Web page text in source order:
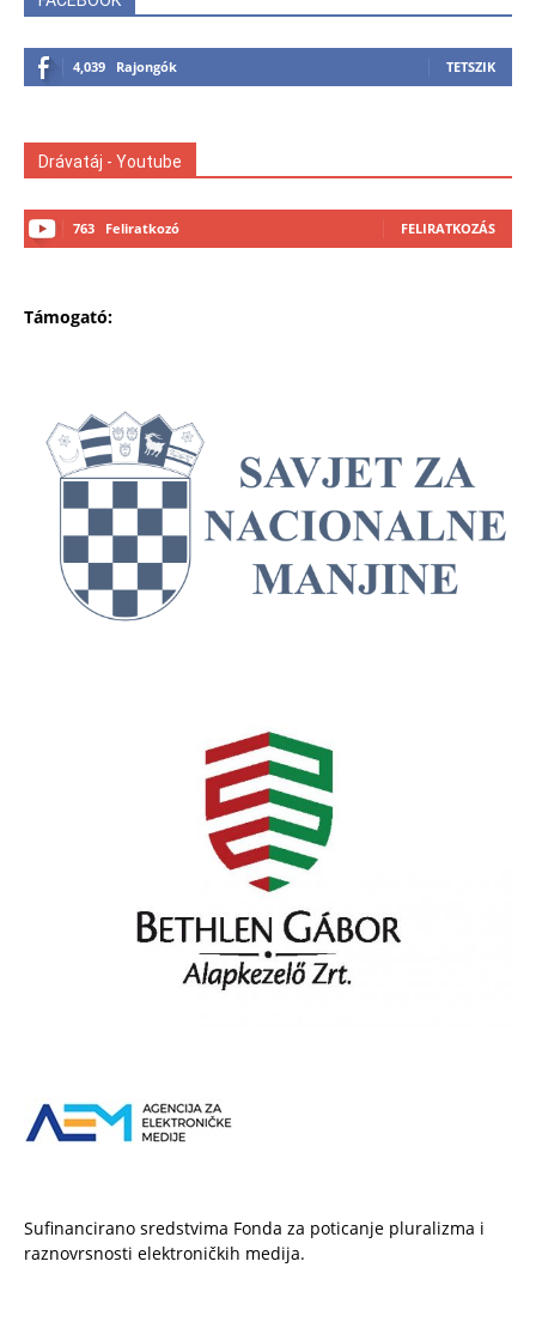
4,039 Rajongók TETSZIK
Drávatáj - Youtube
763 Feliratkozó FELIRATKOZÁS
Támogató:
Sufinancirano sredstvima Fonda za poticanje pluralizma i
raznovrsnosti elektroničkih medija.